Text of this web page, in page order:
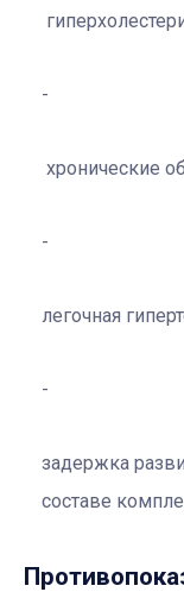
хронические
легочная
задержка
составе